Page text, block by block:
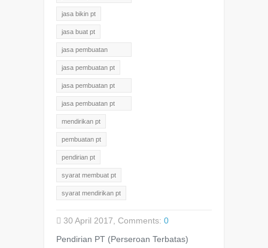
jasa bikin pt
jasa buat pt
jasa pembuatan
jasa pembuatan pt
jasa pembuatan pt
jasa pembuatan pt
mendirikan pt
pembuatan pt
pendirian pt
syarat membuat pt
syarat mendirikan pt
30 April 2017, Comments: 0
Pendirian PT (Perseroan Terbatas)